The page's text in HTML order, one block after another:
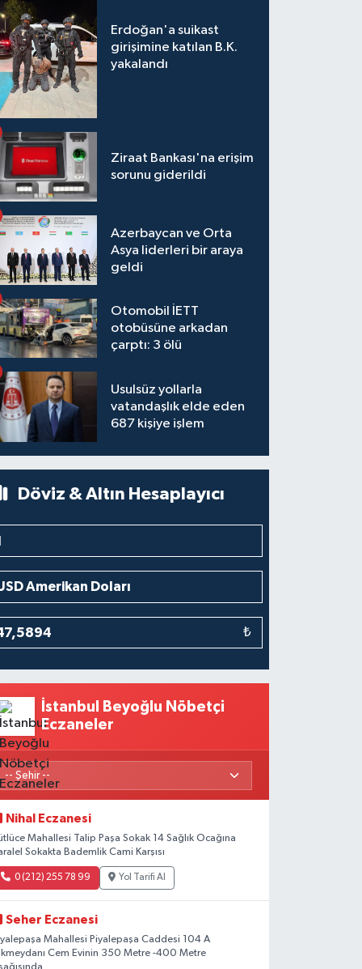
Erdoğan'a suikast
girişimine katılan B.K.
yakalandı
Ziraat Bankası'na erişim
sorunu giderildi
Azerbaycan ve Orta
Asya liderleri bir araya
geldi
Otomobil İETT
otobüsüne arkadan
çarptı: 3 ölü
Usulsüz yollarla
vatandaşlık elde eden
687 kişiye işlem
Döviz & Altın Hesaplayıcı
₺
İstanbul Beyoğlu Nöbetçi
Eczaneler
Nihal Eczanesi
Mahallesi Talip Paşa Sokak 14 Sağlık Ocağına
Sokakta Bademlik Cami Karşısı
0 (212) 255 78 99 Yol Tarifi Al
Seher Eczanesi
Mahallesi Piyalepaşa Caddesi 104 A
Cem Evinin 350 Metre -400 Metre